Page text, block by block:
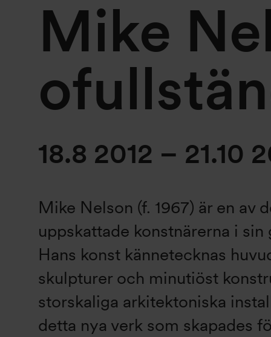
Mike
18.8 2012 – 21.10
Mike Nelson (f. 1967) är en av
uppskattade konstnärerna i sin
Hans konst kännetecknas
skulpturer och minutiöst
storskaliga arkitektoniska
detta nya verk som skapades